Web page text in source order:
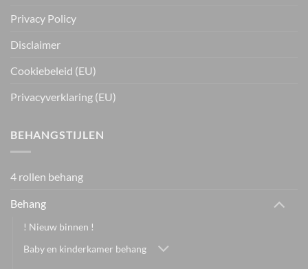
Privacy Policy
Disclaimer
Cookiebeleid (EU)
Privacyverklaring (EU)
BEHANGSTIJLEN
4 rollen behang
Behang
! Nieuw binnen !
Baby en kinderkamer behang